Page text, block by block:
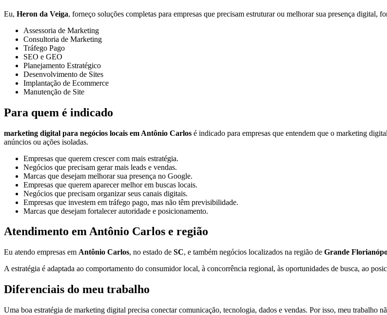
Eu, Heron da Veiga, forneço soluções completas para empresas que precisam estruturar ou melhorar sua presença digital,
Assessoria de Marketing
Consultoria de Marketing
Tráfego Pago
SEO e GEO
Planejamento Estratégico
Desenvolvimento de Sites
Implantação de Ecommerce
Manutenção de Site
Para quem é indicado
marketing digital para negócios locais em Antônio Carlos é indicado para empresas que entendem que o marketing
anúncios ou ações isoladas.
Empresas que querem crescer com mais estratégia.
Negócios que precisam gerar mais leads e vendas.
Marcas que desejam melhorar sua presença no Google.
Empresas que querem aparecer melhor em buscas locais.
Negócios que precisam organizar seus canais digitais.
Empresas que investem em tráfego pago, mas não têm previsibilidade.
Marcas que desejam fortalecer autoridade e posicionamento.
Atendimento em Antônio Carlos e região
Eu atendo empresas em Antônio Carlos, no estado de SC, e também negócios localizados na região de Grande
A estratégia é adaptada ao comportamento do consumidor local, à concorrência regional, às oportunidades de busca, ao
Diferenciais do meu trabalho
Uma boa estratégia de marketing digital precisa conectar comunicação, tecnologia, dados e vendas. Por isso, meu trabalho